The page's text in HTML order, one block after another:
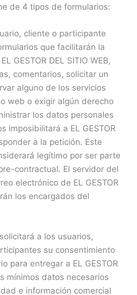
de 4 tipos de formularios:
cliente o participante
que facilitarán la
GESTOR DEL SITIO WEB,
comentarios, solicitar un
alguno de los servicios
web o exigir algún derecho
los datos personales
imposibilitará a EL GESTOR
a la petición. Este
legítimo por ser parte
contractual. El servidor del
electrónico de EL GESTOR
los encargados del
a los usuarios,
su consentimiento
para entregar a EL GESTOR
mínimos datos necesarios
e información comercial